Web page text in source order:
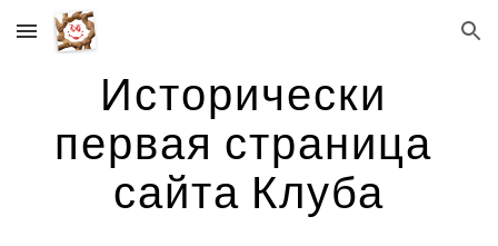
Skip to main content Skip to navigation
Исторически
первая страница
сайта Клуба